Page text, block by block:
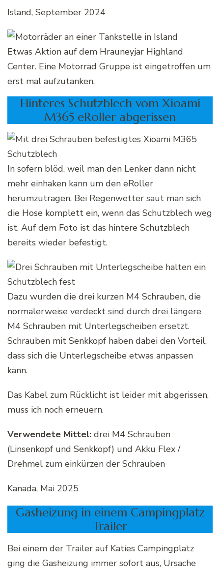
Island, September 2024
Etwas Aktion auf dem Hrauneyjar Highland
Center. Eine Motorrad Gruppe ist eingetroffen um
erst mal aufzutanken.
Hinteres Schutzblech vom Xioami
M365 eRoller abgerissen
In sofern blöd, weil man den Lenker dann nicht
mehr einhaken kann um den eRoller
herumzutragen. Bei Regenwetter saut man sich
die Hose komplett ein, wenn das Schutzblech weg
ist. Auf dem Foto ist das hintere Schutzblech
bereits wieder befestigt.
Dazu wurden die drei kurzen M4 Schrauben, die
normalerweise verdeckt sind durch drei längere
M4 Schrauben mit Unterlegscheiben ersetzt.
Schrauben mit Senkkopf haben dabei den Vorteil,
dass sich die Unterlegscheibe etwas anpassen
kann.
Das Kabel zum Rücklicht ist leider mit abgerissen,
muss ich noch erneuern.
Verwendete Mittel: drei M4 Schrauben
(Linsenkopf und Senkkopf) und Akku Flex /
Drehmel zum einkürzen der Schrauben
Kanada, Mai 2025
Gasheizung in einem Campingplatz
Trailer
Bei einem der Trailer auf Katies Campingplatz
ging die Gasheizung immer sofort aus, Ursache